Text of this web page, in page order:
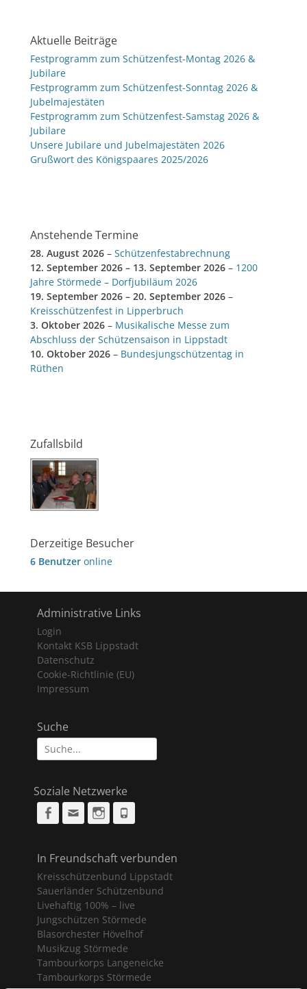
Aktuelle Beiträge
Festprogramm zum Schützenfest-Montag 2026 &
Jubilare
Festprogramm zum Schützenfest-Sonntag 2026 &
Jubelmajestäten
Festprogramm zum Schützenfest-Samstag 2026 &
Jubilare
Unsere Jubilare und Jubelmajestäten 2026
Grußwort des Königspaares 2025/2026
Anstehende Termine
28. August 2026 – Schützenfestabrechnung
12. September 2026 – 13. September 2026 – 1200
Jahre Störmede – Dorfjubiläum 2026
19. September 2026 – 20. September 2026 –
Kreisschützenfest in Lipperbruch
3. Oktober 2026 – Musikalische Messe zum
Abschluss der Schützensaison in Lippstadt
10. Oktober 2026 – Bundesjungschützentag in
Rüthen
Zufallsbild
Derzeitige Besucher
6 Benutzer online
Administrative Links
Login
Kontakt KSB Lippstadt
Datenschutz
Cookie-Richtlinie (EU)
Impressum
Suche
Suche
nach:
Soziale Netzwerke
Facebook
Email Instagram
In Freundschaft verbunden
Kreisschützenbund Lippstadt
Sauerländer Schützenbund
Livehaftig 100% – live
Jungschützen Störmede
Blasorchester Hövelhof
Musikzug Störmede
Tambourkorps Langeneicke
Tambourkorps Störmede